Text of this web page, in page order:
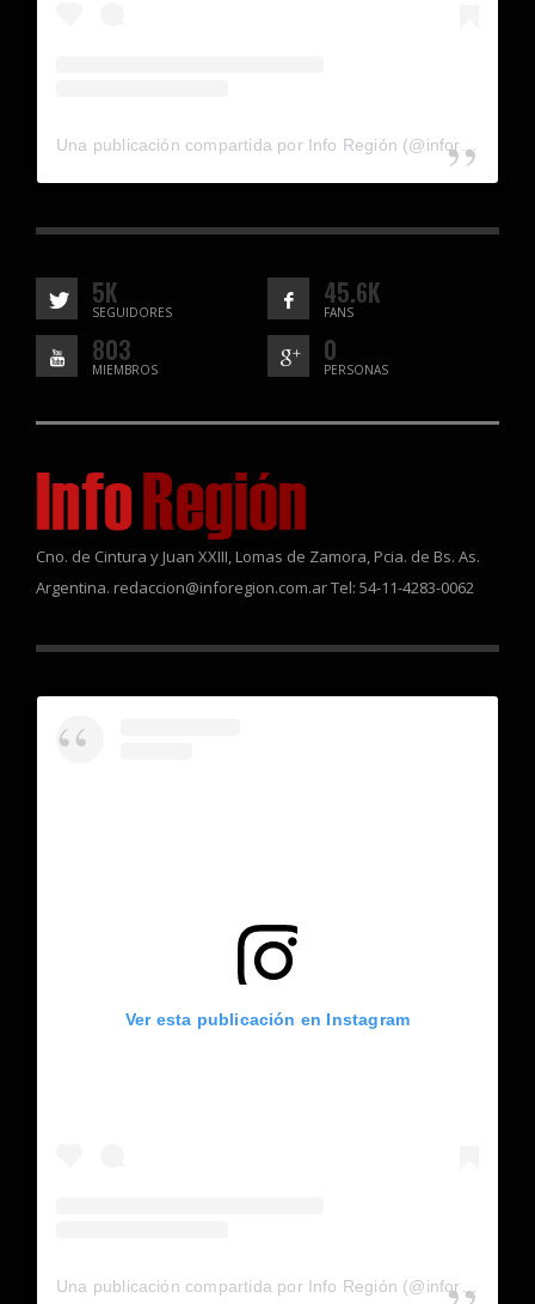
5K
SEGUIDORES
45.6K
FANS
803
MIEMBROS
0
PERSONAS
Cno. de Cintura y Juan XXIII, Lomas de Zamora, Pcia. de Bs. As.
Argentina. redaccion@inforegion.com.ar Tel: 54-11-4283-0062
Ver esta publicación en Instagram